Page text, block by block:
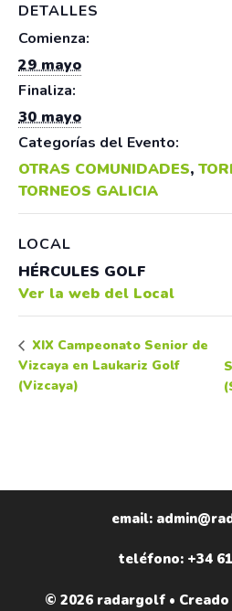
DETALLES
Comienza:
29 mayo
Finaliza:
30 mayo
Categorías del Evento:
OTRAS COMUNIDADES,
TORNEOS GALICIA
LOCAL
HÉRCULES GOLF
Ver la web del Local
XIX Campeonato Senior de
Vizcaya en Laukariz Golf
(Vizcaya)
email:
teléfono: +34
© 2026 radargolf• Creado